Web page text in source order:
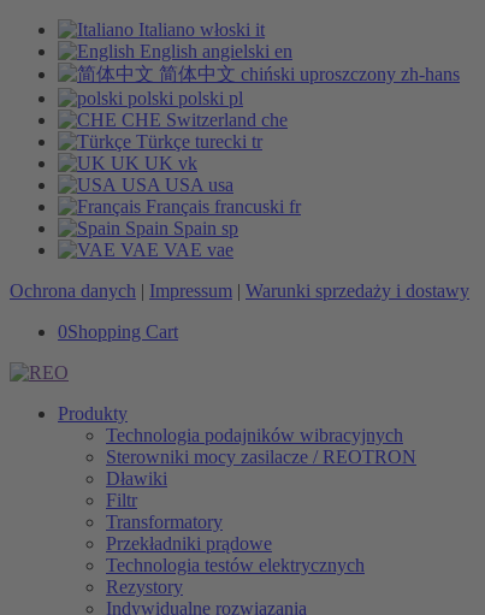
Italiano włoski it
English angielski en
简体中文 chiński uproszczony zh-hans
polski polski pl
CHE Switzerland che
Türkçe turecki tr
UK UK vk
USA USA usa
Français francuski fr
Spain Spain sp
VAE VAE vae
Ochrona danych | Impressum | Warunki sprzedaży i dostawy
0Shopping Cart
Produkty
Technologia podajników wibracyjnych
Sterowniki mocy zasilacze / REOTRON
Dławiki
Filtr
Transformatory
Przekładniki prądowe
Technologia testów elektrycznych
Rezystory
Indywidualne rozwiązania